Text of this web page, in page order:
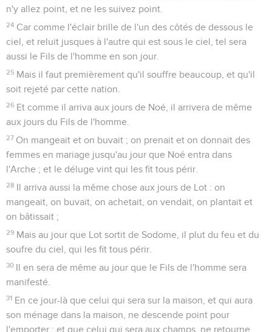
n'y allez point, et ne les suivez point.
24 Car comme l'éclair brille de l'un des côtés de dessous le
ciel, et reluit jusques à l'autre qui est sous le ciel, tel sera
aussi le Fils de l'homme en son jour.
25 Mais il faut premièrement qu'il souffre beaucoup, et qu'il
soit rejeté par cette nation.
26 Et comme il arriva aux jours de Noé, il arrivera de même
aux jours du Fils de l'homme.
27 On mangeait et on buvait ; on prenait et on donnait des
femmes en mariage jusqu'au jour que Noé entra dans
l'Arche ; et le déluge vint qui les fit tous périr.
28 Il arriva aussi la même chose aux jours de Lot : on
mangeait, on buvait, on achetait, on vendait, on plantait et
on bâtissait ;
29 Mais au jour que Lot sortit de Sodome, il plut du feu et du
soufre du ciel, qui les fit tous périr.
30 Il en sera de même au jour que le Fils de l'homme sera
manifesté.
31 En ce jour-là que celui qui sera sur la maison, et qui aura
son ménage dans la maison, ne descende point pour
l'emporter ; et que celui qui sera aux champs, ne retourne